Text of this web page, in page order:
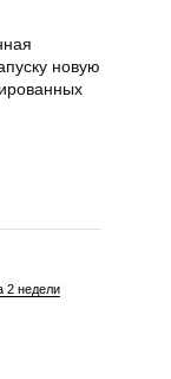
новую
2 недели